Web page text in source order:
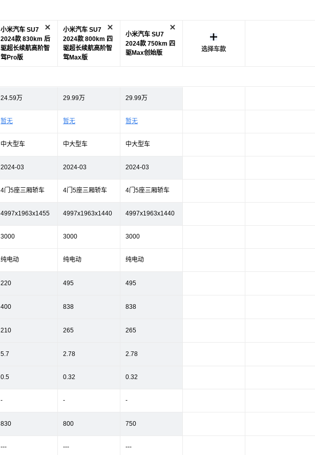
小米汽车 SU7
2024款 830km 后
驱超长续航高阶智
驾Pro版
小米汽车 SU7
2024款 800km 四
驱超长续航高阶智
驾Max版
小米汽车 SU7
2024款 750km 四
驱Max创始版
选择车款
24.59万 29.99万 29.99万
暂无 暂无 暂无
中大型车 中大型车 中大型车
2024-03 2024-03 2024-03
4门5座三厢轿车 4门5座三厢轿车 4门5座三厢轿车
4997x1963x1455 4997x1963x1440 4997x1963x1440
3000 3000 3000
纯电动 纯电动 纯电动
220 495 495
400 838 838
210 265 265
5.7 2.78 2.78
0.5 0.32 0.32
- - -
830 800 750
--- --- ---